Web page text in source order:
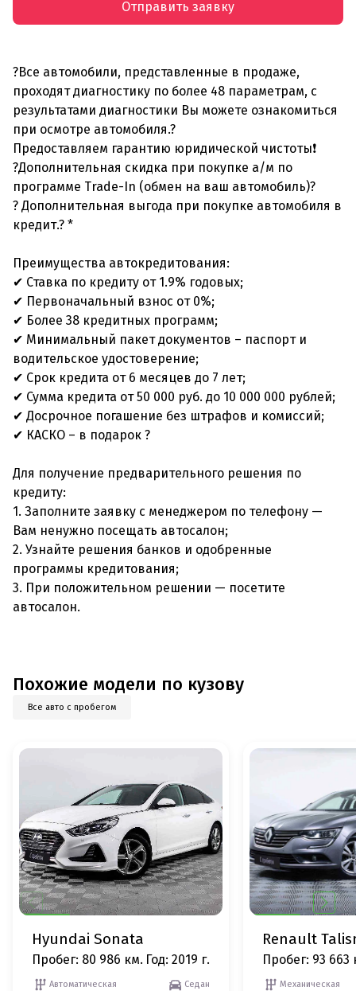
Отправить заявку
?Все автомобили, представленные в продаже,
проходят диагностику по более 48 параметрам, с
результатами диагностики Вы можете ознакомиться
при осмотре автомобиля.?
Предоставляем гарантию юридической чистоты❗
?Дополнительная скидка при покупке а/м по
программе Trade-In (обмен на ваш автомобиль)?
? Дополнительная выгода при покупке автомобиля в
кредит.? *
Преимущества автокредитования:
✔ Ставка по кредиту от 1.9% годовых;
✔ Первоначальный взнос от 0%;
✔ Более 38 кредитных программ;
✔ Минимальный пакет документов – паспорт и
водительское удостоверение;
✔ Срок кредита от 6 месяцев до 7 лет;
✔ Сумма кредита от 50 000 руб. до 10 000 000 рублей;
✔ Досрочное погашение без штрафов и комиссий;
✔ КАСКО – в подарок ?
Для получение предварительного решения по
кредиту:
1. Заполните заявку с менеджером по телефону —
Вам ненужно посещать автосалон;
2. Узнайте решения банков и одобренные
программы кредитования;
3. При положительном решении — посетите
автосалон.
Похожие модели по кузову
Все авто с пробегом
Hyundai Sonata
Пробег: 80 986 км. Год: 2019 г.
Автоматическая
Седан
Renault
Пробег: 93 663
Механическая